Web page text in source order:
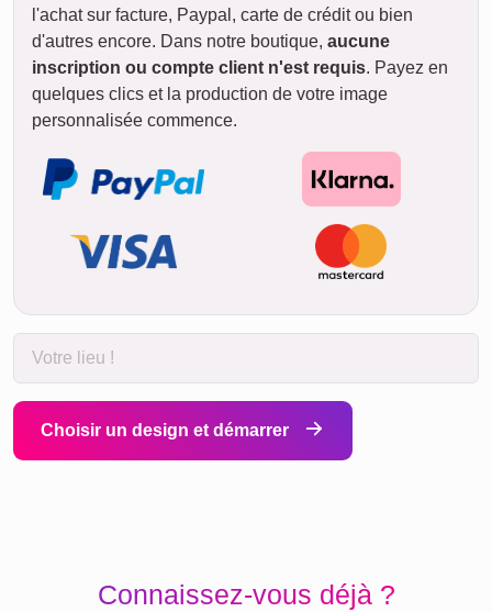
l'achat sur facture, Paypal, carte de crédit ou bien
d'autres encore. Dans notre boutique, aucune
inscription ou compte client n'est requis. Payez en
quelques clics et la production de votre image
personnalisée commence.
Choisir un design et démarrer
Connaissez-vous déjà ?